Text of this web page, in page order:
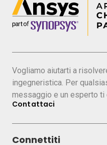
Vogliamo aiutarti a
ingegneristica. Per
messaggio e un esperto ti
Contattaci
Connettiti